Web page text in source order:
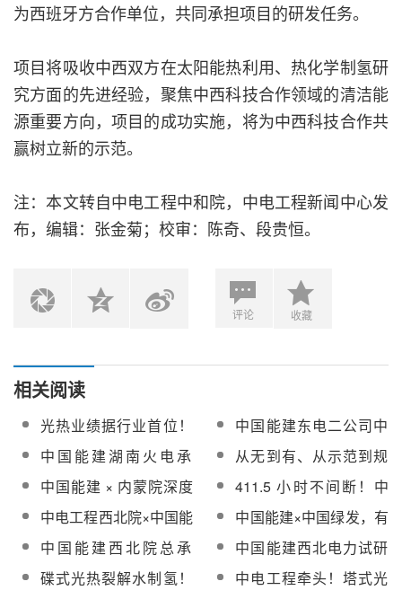
为西班牙方合作单位，共同承担项目的研发任务。
项目将吸收中西双方在太阳能热利用、热化学制氢研
究方面的先进经验，聚焦中西科技合作领域的清洁能
源重要方向，项目的成功实施，将为中西科技合作共
赢树立新的示范。
注：本文转自中电工程中和院，中电工程新闻中心发
布，编辑：张金菊；校审：陈奇、段贵恒。
评论 收藏
相关阅读
光热业绩据行业首位！
中国能建发布接待机构
投资者调研活动的公告
中国能建东电二公司中
标乌斯太热电厂熔盐储
热耦合煤电机组调频调
峰及安全供汽技术改造
施工总承包
中国能建湖南火电承
建！中广核阿里50MW
光热项目主变压器附件
开始安装
从无到有、从示范到规
模化，中国能建西北院
助力新疆光热产业绘就
发展蓝图
中国能建 × 内蒙院深度
会谈，或将在光热、储
能、外送大基地等领域
深度合作
411.5 小时不间断！中
国能建哈密50MW光热
电站创运行新标杆
中电工程西北院×中国能
建科技公司，共推光热
等新能源项目合作
中国能建×中国绿发，有
望在高温熔盐储能等领
域开展深度合作
中国能建西北院总承
包！三峡哈密100MW光
热项目全系统满负荷运
中国能建西北电力试研
院中标华能西安热工院
生产项目熔盐储能系统
碟式光热裂解水制氢！
中电工程牵头！塔式光